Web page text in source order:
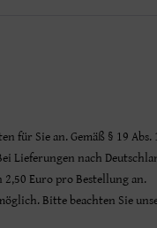
für Sie an. Gemäß § 19 Abs.
Lieferungen nach
Euro pro Bestellung an.
Bitte beachten Sie